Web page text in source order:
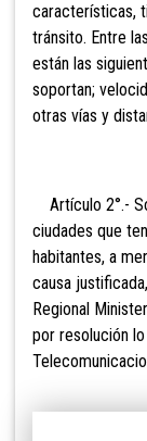
características,
tránsito. Entre
están las
soportan;
otras vías y
Artículo 2°.-
ciudades que
habitantes, a
causa
Regional
por resolución